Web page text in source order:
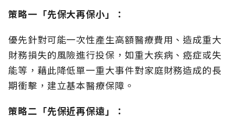
策略一「先保大再保小」：
優先針對可能一次性產生高額醫療費用、造成重大
財務損失的風險進行投保，如重大疾病、癌症或失
能等，藉此降低單一重大事件對家庭財務造成的長
期衝擊，建立基本醫療保障。
策略二「先保近再保遠」：